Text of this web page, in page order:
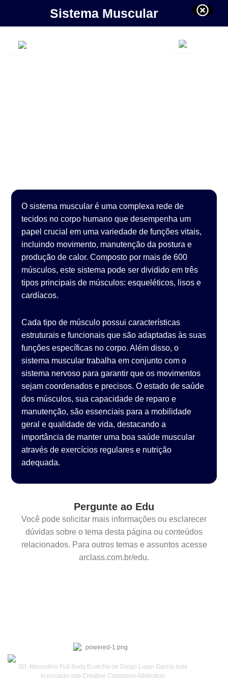
Sistema Muscular
O sistema muscular é uma complexa rede de
tecidos no corpo humano que desempenha um
papel crucial em uma variedade de funções vitais,
incluindo movimento, manutenção da postura e
produção de calor. Composto por mais de 600
músculos, este sistema pode ser dividido em três
tipos principais de músculos: esqueléticos, lisos e
cardíacos.
Cada tipo de músculo possui características
estruturais e funcionais que são adaptadas às suas
funções específicas no corpo. Além disso, o
sistema muscular trabalha em conjunto com o
sistema nervoso para garantir que os movimentos
sejam coordenados e precisos. O estado de saúde
dos músculos, sua capacidade de reparo e
manutenção, são essenciais para a mobilidade
geral e qualidade de vida, destacando a
importância de manter uma boa saúde muscular
através de exercícios regulares e nutrição
adequada.
Pergunte ao Edu
Você pode solicitar mais informações ou esclarecer
dúvidas sobre o tema desta página ou conteúdos
relacionados. Para outros temas e assuntos acesse
arclass.com.br/edu.
3D: Masculino Full Body Ecorche de Diego Luján García está
licenciado sob Creative Commons Attribution